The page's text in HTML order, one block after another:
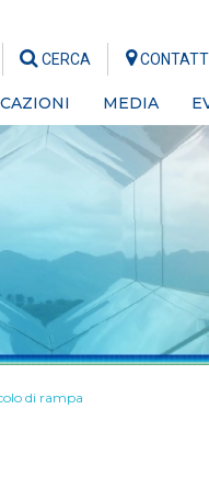
CERCA CONTATTI
MEDIA
di rampa